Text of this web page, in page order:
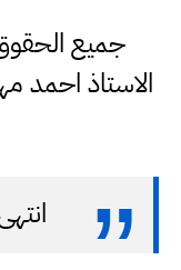
جميع
الاستاذ احمد